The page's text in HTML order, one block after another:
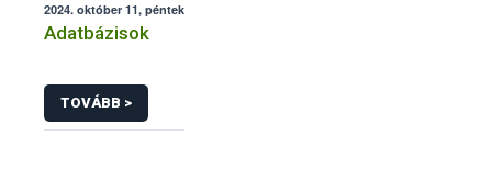
2024. október 11, péntek
Adatbázisok
TOVÁBB >